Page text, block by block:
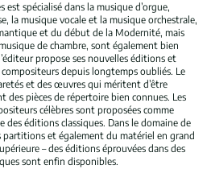
spécialisé dans la musique d’orgue,
la musique vocale et la musique orchestrale,
et du début de la Modernité, mais
de chambre, sont également bien
propose ses nouvelles éditions et
depuis longtemps oubliés. Le
et des œuvres qui méritent d’être
des pièces de répertoire bien connues. Les
célèbres sont proposées comme
des éditions classiques. Dans le domaine de
partitions et également du matériel en grand
– des éditions éprouvées dans des
sont enfin disponibles.